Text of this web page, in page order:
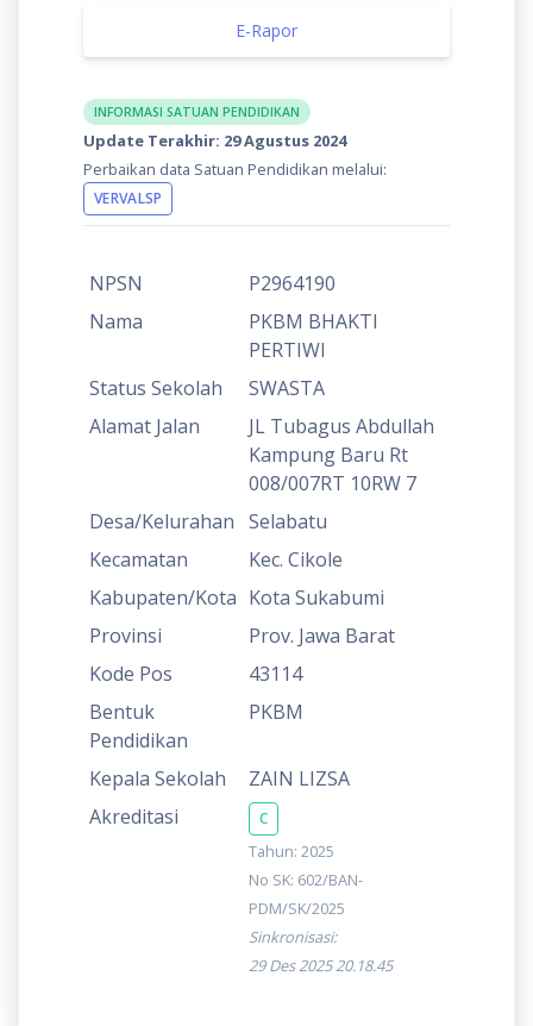
E-Rapor
INFORMASI SATUAN PENDIDIKAN
Update Terakhir: 29 Agustus 2024
Perbaikan data Satuan Pendidikan melalui:
VERVALSP
NPSN
P2964190
Nama
PKBM BHAKTI
PERTIWI
Status Sekolah
SWASTA
Alamat Jalan
JL Tubagus Abdullah
Kampung Baru Rt
008/007RT 10RW 7
Desa/Kelurahan Selabatu
Kecamatan
Kec. Cikole
Kabupaten/Kota Kota Sukabumi
Provinsi
Prov. Jawa Barat
Kode Pos
43114
Bentuk
Pendidikan
PKBM
Kepala Sekolah
ZAIN LIZSA
Akreditasi
C
Tahun: 2025
No SK: 602/BAN-
PDM/SK/2025
Sinkronisasi:
29 Des 2025 20.18.45